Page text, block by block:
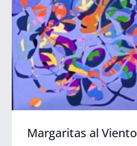
Margaritas al Viento